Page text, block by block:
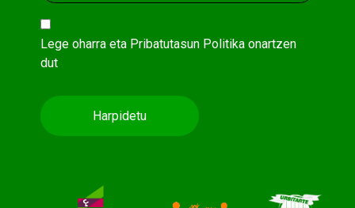
Lege oharraeta Pribatutasun Politikaonartzen
dut